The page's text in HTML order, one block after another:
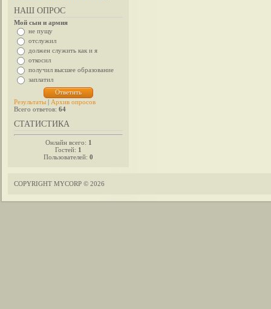
НАШ ОПРОС
Мой сын и армия
не пущу
отслужил
должен служить как и я
откосил
получил высшее образование
заплатил
Результаты | Архив опросов
Всего ответов: 64
СТАТИСТИКА
Онлайн всего: 1
Гостей: 1
Пользователей: 0
COPYRIGHT MYCORP © 2026